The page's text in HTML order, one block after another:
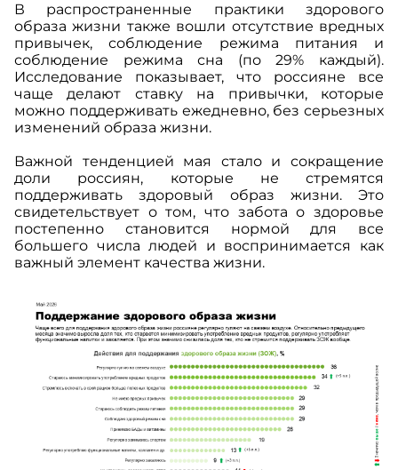
В распространенные практики здорового
образа жизни также вошли отсутствие вредных
привычек, соблюдение режима питания и
соблюдение режима сна (по 29% каждый).
Исследование показывает, что россияне все
чаще делают ставку на привычки, которые
можно поддерживать ежедневно, без серьезных
изменений образа жизни.
Важной тенденцией мая стало и сокращение
доли россиян, которые не стремятся
поддерживать здоровый образ жизни. Это
свидетельствует о том, что забота о здоровье
постепенно становится нормой для все
большего числа людей и воспринимается как
важный элемент качества жизни.